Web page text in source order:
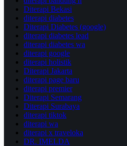
Diterapi Bekasi
diterapi diabetes
Diterapi Diabetes (google)
diterapi diabetes lead
diterapi diabetes wa
diterapi google
diterapi holistik
Diterapi Jakarta
diterapi page baru
diterapi premier
Diterapi Semarang
Diterapi Surabaya
diterapi tiktok
diterapi wa
diterapi x traveloka
DR. IMELDA